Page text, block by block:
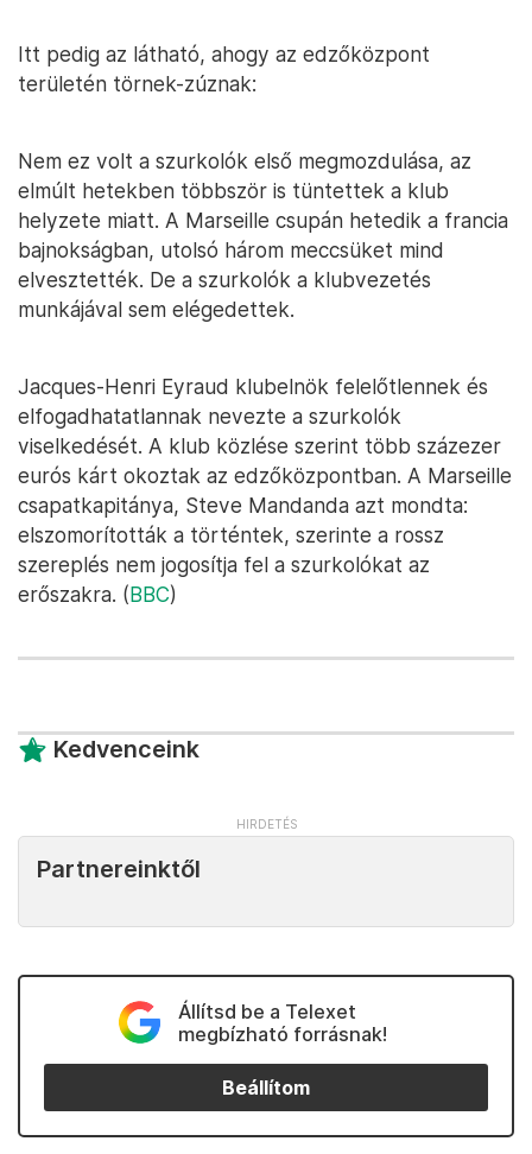
Itt pedig az látható, ahogy az edzőközpont
területén törnek-zúznak:
Nem ez volt a szurkolók első megmozdulása, az
elmúlt hetekben többször is tüntettek a klub
helyzete miatt. A Marseille csupán hetedik a francia
bajnokságban, utolsó három meccsüket mind
elvesztették. De a szurkolók a klubvezetés
munkájával sem elégedettek.
Jacques-Henri Eyraud klubelnök felelőtlennek és
elfogadhatatlannak nevezte a szurkolók
viselkedését. A klub közlése szerint több százezer
eurós kárt okoztak az edzőközpontban. A Marseille
csapatkapitánya, Steve Mandanda azt mondta:
elszomorították a történtek, szerinte a rossz
szereplés nem jogosítja fel a szurkolókat az
erőszakra. (BBC)
Kedvenceink
Partnereinktől
Állítsd be a Telexet
megbízható forrásnak!
Beállítom